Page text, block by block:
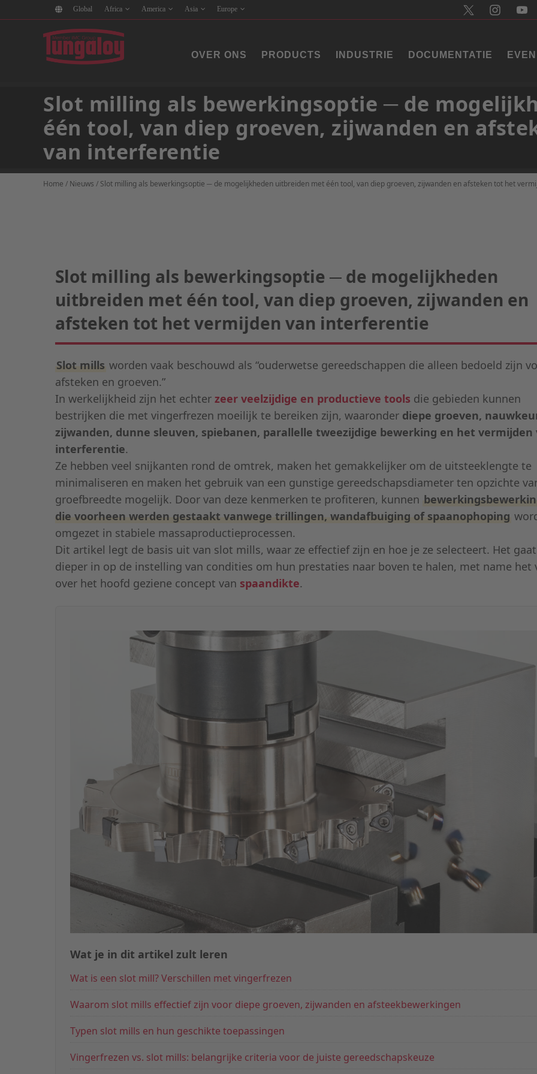
Global Africa America Asia Europe
OVER ONS PRODUCTS INDUSTRIE DOCUMENTATIE
Slot milling als bewerkingsoptie ─ de
één tool, van diep groeven, zijwanden en
van interferentie
Home / Nieuws / Slot milling als bewerkingsoptie ─ de mogelijkheden uitbreiden met één tool, van diep groeven, zijwanden en afsteken tot het
Slot milling als bewerkingsoptie ─ de mogelijkheden
uitbreiden met één tool, van diep groeven, zijwanden en
afsteken tot het vermijden van interferentie
Slot mills worden vaak beschouwd als “ouderwetse gereedschappen die alleen bedoeld zijn
afsteken en groeven.”
In werkelijkheid zijn het echter zeer veelzijdige en productieve tools die gebieden kunnen
bestrijken die met vingerfrezen moeilijk te bereiken zijn, waaronder diepe groeven,
zijwanden, dunne sleuven, spiebanen, parallelle tweezijdige bewerking en het vermijden
interferentie.
Ze hebben veel snijkanten rond de omtrek, maken het gemakkelijker om de uitsteeklengte te
minimaliseren en maken het gebruik van een gunstige gereedschapsdiameter ten opzichte
groefbreedte mogelijk. Door van deze kenmerken te profiteren, kunnen
die voorheen werden gestaakt vanwege trillingen, wandafbuiging of spaanophoping
omgezet in stabiele massaproductieprocessen.
Dit artikel legt de basis uit van slot mills, waar ze effectief zijn en hoe je ze selecteert. Het
dieper in op de instelling van condities om hun prestaties naar boven te halen, met name het
over het hoofd geziene concept van spaandikte.
Wat je in dit artikel zult leren
Wat is een slot mill? Verschillen met vingerfrezen
Waarom slot mills effectief zijn voor diepe groeven, zijwanden en afsteekbewerkingen
Typen slot mills en hun geschikte toepassingen
Vingerfrezen vs. slot mills: belangrijke criteria voor de juiste gereedschapskeuze